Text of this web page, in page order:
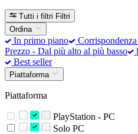
Tutti i filtri Filtri
Ordina
In primo piano
Prezzo - Dal più alto al più basso
Best seller
Piattaforma
Piattaforma
PlayStation - PC
Solo PC